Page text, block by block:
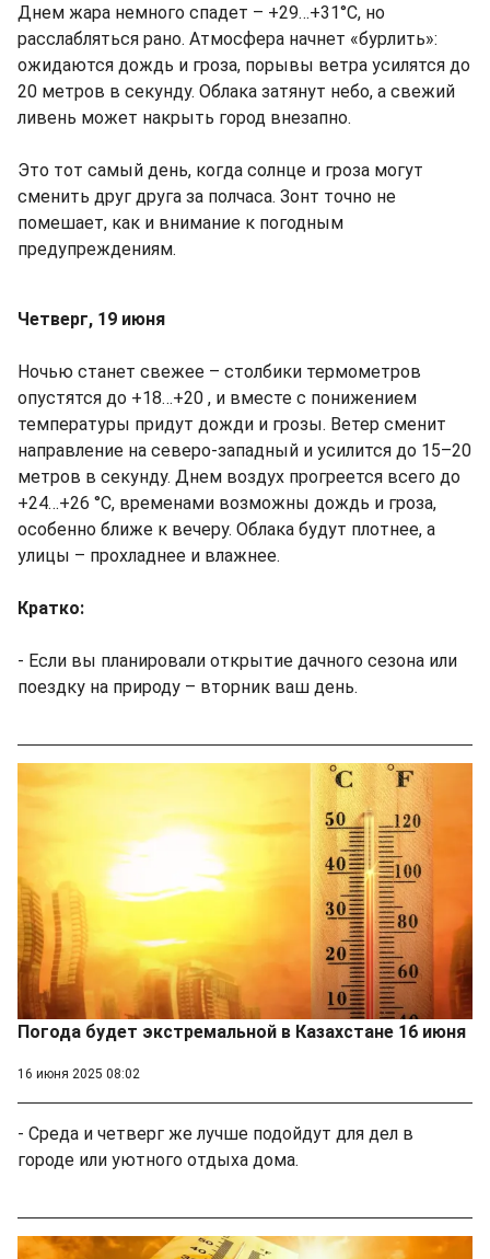
Днем жара немного спадет – +29…+31°C, но
расслабляться рано. Атмосфера начнет «бурлить»:
ожидаются дождь и гроза, порывы ветра усилятся до
20 метров в секунду. Облака затянут небо, а свежий
ливень может накрыть город внезапно.
Это тот самый день, когда солнце и гроза могут
сменить друг друга за полчаса. Зонт точно не
помешает, как и внимание к погодным
предупреждениям.
Четверг, 19 июня
Ночью станет свежее – столбики термометров
опустятся до +18…+20 , и вместе с понижением
температуры придут дожди и грозы. Ветер сменит
направление на северо-западный и усилится до 15–20
метров в секунду. Днем воздух прогреется всего до
+24…+26 °C, временами возможны дождь и гроза,
особенно ближе к вечеру. Облака будут плотнее, а
улицы – прохладнее и влажнее.
Кратко:
- Если вы планировали открытие дачного сезона или
поездку на природу – вторник ваш день.
Погода будет экстремальной в Казахстане 16 июня
16 июня 2025 08:02
- Среда и четверг же лучше подойдут для дел в
городе или уютного отдыха дома.